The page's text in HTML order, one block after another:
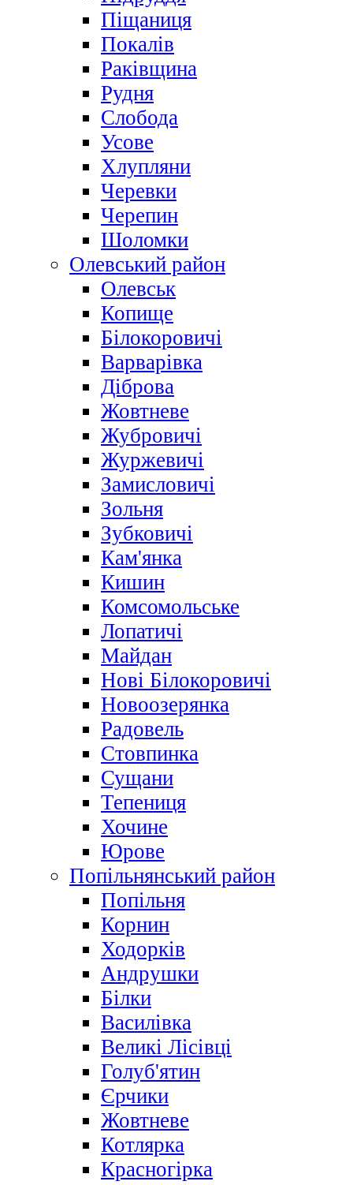
Піщаниця
Покалів
Раківщина
Рудня
Слобода
Усове
Хлупляни
Черевки
Черепин
Шоломки
Олевський район
Олевськ
Копище
Білокоровичі
Варварівка
Діброва
Жовтневе
Жубровичі
Журжевичі
Замисловичі
Зольня
Зубковичі
Кам'янка
Кишин
Комсомольське
Лопатичі
Майдан
Нові Білокоровичі
Новоозерянка
Радовель
Стовпинка
Сущани
Тепениця
Хочине
Юрове
Попільнянський район
Попільня
Корнин
Ходорків
Андрушки
Білки
Василівка
Великі Лісівці
Голуб'ятин
Єрчики
Жовтневе
Котлярка
Красногірка